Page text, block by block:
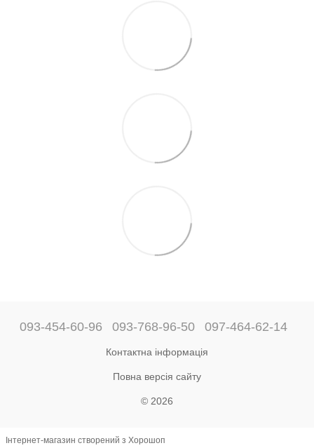
093-454-60-96 093-768-96-50 097-464-62-14
Контактна інформація
Повна версія сайту
© 2026
Інтернет-магазин створений з Хорошоп